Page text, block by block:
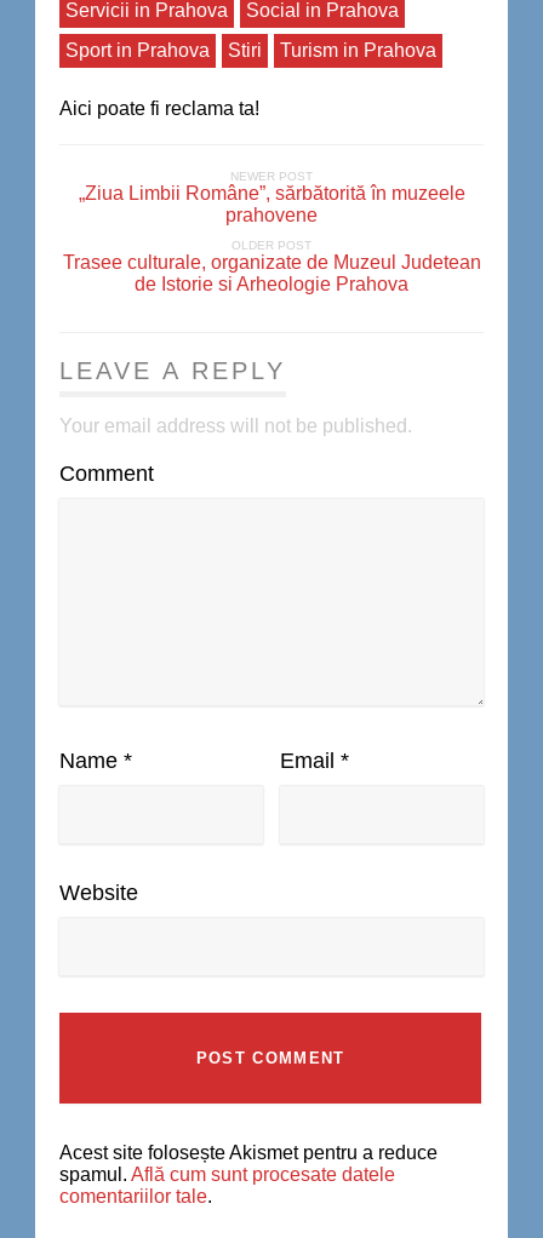
Servicii in Prahova
Social in Prahova
Sport in Prahova
Stiri Turism in Prahova
Aici poate fi reclama ta!
NEWER POST
„Ziua Limbii Române”, sărbătorită în muzeele
prahovene
OLDER POST
Trasee culturale, organizate de Muzeul Judetean
de Istorie si Arheologie Prahova
LEAVE A REPLY
Your email address will not be published.
Comment
Name * Email *
Website
Acest site folosește Akismet pentru a reduce
spamul. Află cum sunt procesate datele
comentariilor tale.